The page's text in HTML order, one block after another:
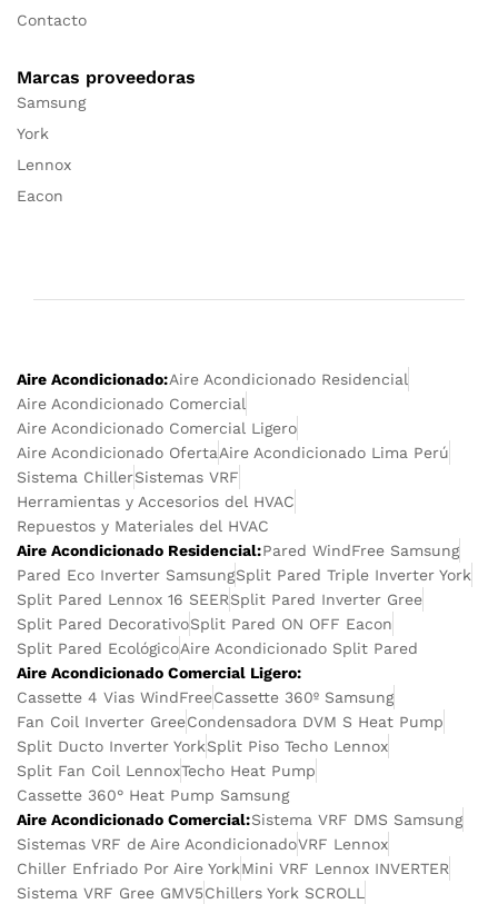
Contacto
Marcas proveedoras
Samsung
York
Lennox
Eacon
Aire Acondicionado:Aire Acondicionado Residencial
Aire Acondicionado Comercial
Aire Acondicionado Comercial Ligero
Aire Acondicionado OfertaAire Acondicionado Lima Perú
Sistema ChillerSistemas VRF
Herramientas y Accesorios del HVAC
Repuestos y Materiales del HVAC
Aire Acondicionado Residencial:Pared WindFree Samsung
Pared Eco Inverter SamsungSplit Pared Triple Inverter York
Split Pared Lennox 16 SEERSplit Pared Inverter Gree
Split Pared DecorativoSplit Pared ON OFF Eacon
Split Pared EcológicoAire Acondicionado Split Pared
Aire Acondicionado Comercial Ligero:
Cassette 4 Vias WindFreeCassette 360º Samsung
Fan Coil Inverter GreeCondensadora DVM S Heat Pump
Split Ducto Inverter YorkSplit Piso Techo Lennox
Split Fan Coil LennoxTecho Heat Pump
Cassette 360° Heat Pump Samsung
Aire Acondicionado Comercial:Sistema VRF DMS Samsung
Sistemas VRF de Aire AcondicionadoVRF Lennox
Chiller Enfriado Por Aire YorkMini VRF Lennox INVERTER
Sistema VRF Gree GMV5Chillers York SCROLL